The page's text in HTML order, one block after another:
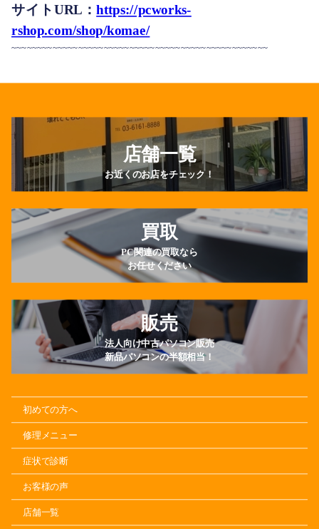
サイトURL：https://pcworks-
rshop.com/shop/komae/
~~~~~~~~~~~~~~~~~~~~~~~~~~~~~~~~~~~~~~~~~~~~~~~~~~
店舗一覧
お近くのお店をチェック！
買取
PC関連の買取なら
お任せください
販売
法人向け中古パソコン販売
新品パソコンの半額相当！
初めての方へ
修理メニュー
症状で診断
お客様の声
店舗一覧